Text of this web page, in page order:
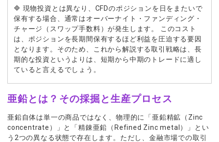
🔷 現物投資とは異なり、CFDのポジションを日をまたいで
保有する場合、通常はオーバーナイト・ファンディング・
チャージ（スワップ手数料）が発生します。 このコスト
は、ポジションを長期間保有するほど利益を圧迫する要因
となります。そのため、これから解説する取引戦略は、長
期的な投資というよりは、短期から中期のトレードに適し
ていると言えるでしょう。
亜鉛とは？その採掘と生産プロセス
亜鉛自体は単一の商品ではなく、物理的に「亜鉛精鉱（Zinc
concentrate）」と「精錬亜鉛（Refined Zinc metal）」とい
う2つの異なる状態で存在します。ただし、金融市場での取引